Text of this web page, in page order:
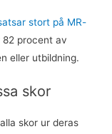
stort på MR-
82 procent av
eller utbildning.
skor
skor ur deras